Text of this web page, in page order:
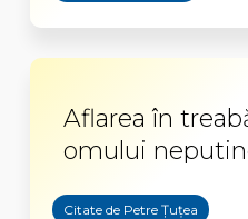
Aflarea în
omului
Citate de Petre Țuțea